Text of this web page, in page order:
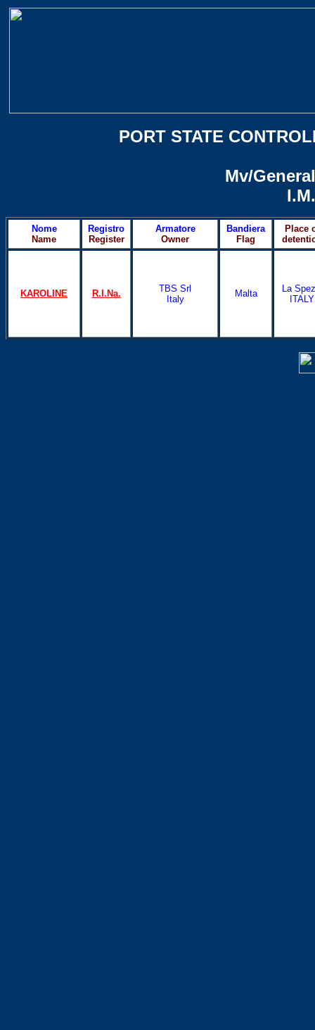
PORT STATE
Mv/
Nome
Name
Registro
Register
Armatore
Owner
Bandiera
Flag
Place
KAROLINE R.I.Na.
TBS Srl
Italy
Malta
La
ITALY